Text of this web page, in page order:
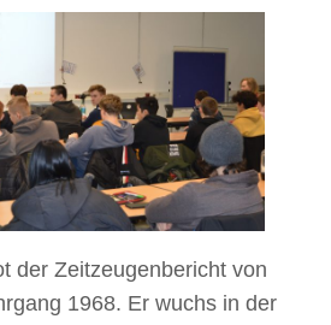
der Zeitzeugenbericht von
1968. Er wuchs in der